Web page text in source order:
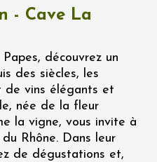
- Cave La
découvrez un
des siècles, les
de vins élégants et
née de la fleur
la vigne, vous invite à
Rhône. Dans leur
de dégustations et,